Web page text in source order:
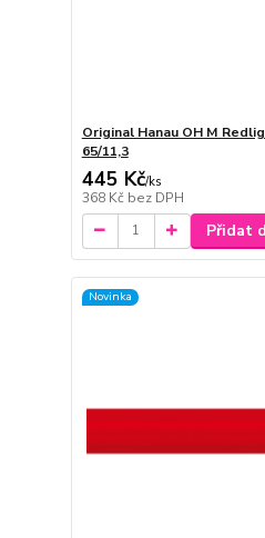
Original Hanau OH M
65/11,3
445 Kč/ks
368 Kč bez DPH
Přidat
Novinka